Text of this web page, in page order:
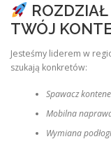
TWÓJ
Jesteśmy liderem w
szukają konkretów:
Spawacz
Mobilna
Wymiana